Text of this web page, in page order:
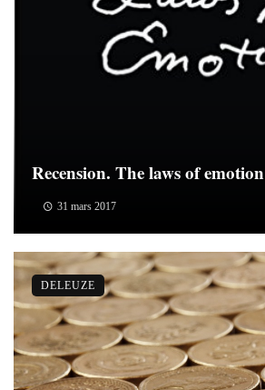
Recension. The laws of emotion
31 mars 2017
DELEUZE